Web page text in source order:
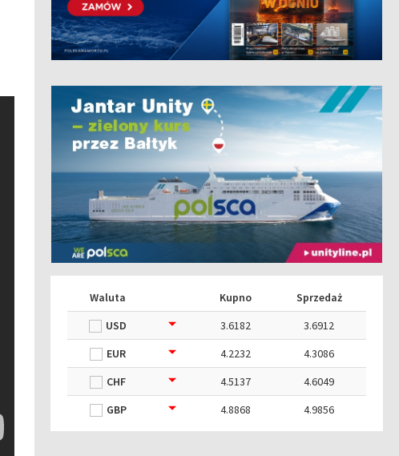
Waluta Kupno
Sprzedaż
USD
3.6182
3.6912
EUR
4.2232
4.3086
CHF
4.5137
4.6049
GBP
4.8868 4.9856